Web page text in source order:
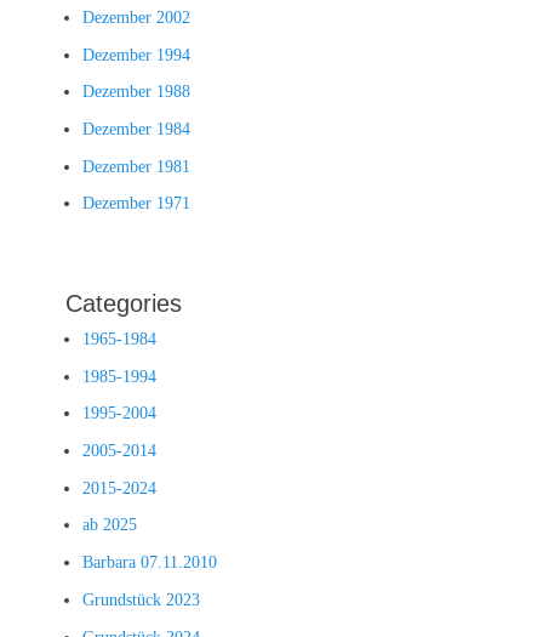
Dezember 2002
Dezember 1994
Dezember 1988
Dezember 1984
Dezember 1981
Dezember 1971
Categories
1965-1984
1985-1994
1995-2004
2005-2014
2015-2024
ab 2025
Barbara 07.11.2010
Grundstück 2023